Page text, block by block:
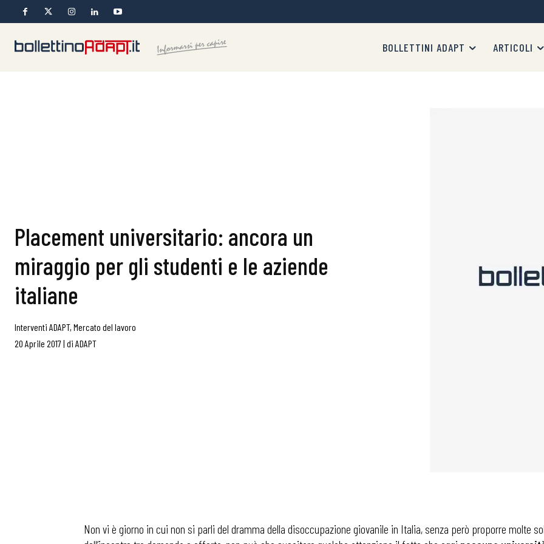
BOLLETTINI ADAPT ARTICOLI
Placement universitario: ancora un
miraggio per gli studenti e le aziende
italiane
Interventi ADAPT, Mercato del lavoro
20 Aprile 2017| di ADAPT
Non vi è giorno in cui non si parli del dramma della disoccupazione giovanile in Italia, senza però proporre molte